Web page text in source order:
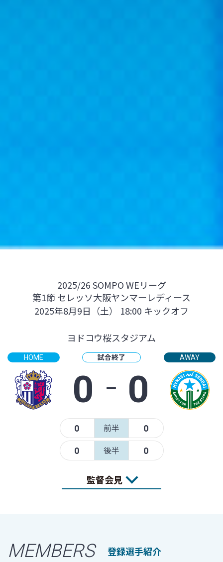
2025/26 SOMPO WEリーグ
第1節 セレッソ大阪ヤンマーレディース
2025年8月9日（土） 18:00 キックオフ
ヨドコウ桜スタジアム
HOME 試合終了
0‐ 0
0 前半
0
0
後半 0
AWAY
監督会見
MEMBERS 登録選手紹介